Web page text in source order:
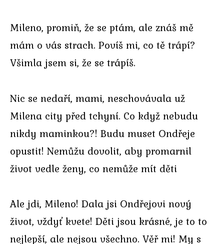
Mileno, promiň, že se ptám, ale znáš mě
mám o vás strach. Povíš mi, co tě trápí?
Všimla jsem si, že se trápíš.
Nic se nedaří, mami, neschovávala už
Milena city před tchyní. Co když nebudu
nikdy maminkou?! Budu muset Ondřeje
opustit! Nemůžu dovolit, aby promarnil
život vedle ženy, co nemůže mít děti
Ale jdi, Mileno! Dala jsi Ondřejovi nový
život, vždyť kvete! Děti jsou krásné, je to to
nejlepší, ale nejsou všechno. Věř mi! My s